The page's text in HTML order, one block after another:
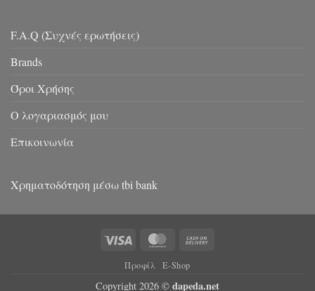
F.A.Q (Συχνές ερωτήσεις)
Brands
Όροι Χρήσης
Ο λογαριασμός μου
Επικοινωνία
Χρηματοδότηση μέσω tbi bank
Visa MasterCard
Προφίλ E-Shop
Copyright 2026 © dapeda.net